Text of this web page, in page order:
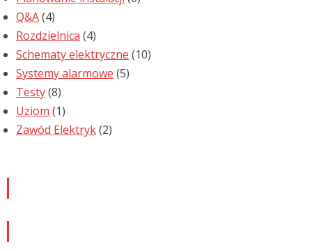
Q&A(4)
Rozdzielnica (4)
Schematy elektryczne (10)
Systemy alarmowe (5)
Testy(8)
Uziom (1)
Zawód Elektryk(2)